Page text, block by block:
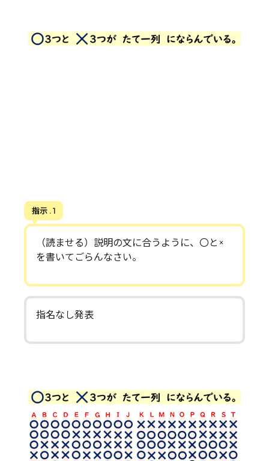
指示 . 1
（読ませる）説明の文に合うように、〇と×
を書いてごらんなさい。
指名なし発表